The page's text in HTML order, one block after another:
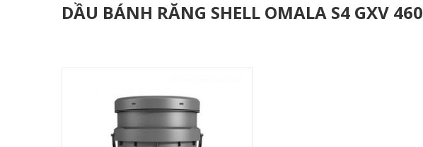
DẦU BÁNH RĂNG SHELL OMALA S4 GXV 460